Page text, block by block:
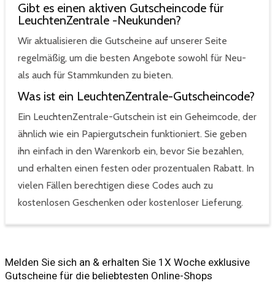
Gibt es einen aktiven Gutscheincode für
LeuchtenZentrale -Neukunden?
Wir aktualisieren die Gutscheine auf unserer Seite
regelmäßig, um die besten Angebote sowohl für Neu-
als auch für Stammkunden zu bieten.
Was ist ein LeuchtenZentrale-Gutscheincode?
Ein LeuchtenZentrale-Gutschein ist ein Geheimcode, der
ähnlich wie ein Papiergutschein funktioniert. Sie geben
ihn einfach in den Warenkorb ein, bevor Sie bezahlen,
und erhalten einen festen oder prozentualen Rabatt. In
vielen Fällen berechtigen diese Codes auch zu
kostenlosen Geschenken oder kostenloser Lieferung.
Melden Sie sich an & erhalten Sie 1X Woche exklusive
Gutscheine für die beliebtesten Online-Shops​